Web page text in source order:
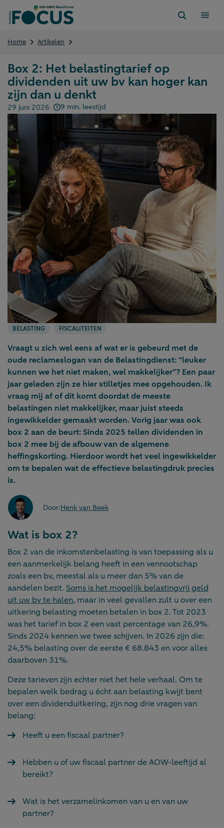
naar
Home Artikelen
belastingtarief
op
dividenden
uit
uw
kan
hoger
kan
zijn
dan
u
denkt
Box 2: Het belastingtarief op
dividenden uit uw bv kan hoger kan
zijn dan u denkt
Gepubliceerd op:
29 juni 2026 9 min. leestijd
BELASTING FISCALITEITEN
Vraagt u zich wel eens af wat er is gebeurd met de
oude reclameslogan van de Belastingdienst: “leuker
kunnen we het niet maken, wel makkelijker”? Een paar
jaar geleden zijn ze hier stilletjes mee opgehouden. Ik
vraag mij af of dit komt doordat de meeste
belastingen niet makkelijker, maar juist steeds
ingewikkelder gemaakt worden. Vorig jaar was ook
box 2 aan de beurt: Sinds 2025 tellen dividenden in
box 2 mee bij de afbouw van de algemene
heffingskorting. Hierdoor wordt het veel ingewikkelder
om te bepalen wat de effectieve belastingdruk precies
is.
Door:Henk van Beek
Wat is box 2?
Box 2 van de inkomstenbelasting is van toepassing als u
een aanmerkelijk belang heeft in een vennootschap
zoals een bv, meestal als u meer dan 5% van de
aandelen bezit. Soms is het mogelijk belastingvrij geld
uit uw bv te halen, maar in veel gevallen zult u over een
uitkering belasting moeten betalen in box 2. Tot 2023
was het tarief in box 2 een vast percentage van 26,9%.
Sinds 2024 kennen we twee schijven. In 2026 zijn die:
24,5% belasting over de eerste € 68.843 en voor alles
daarboven 31%.
Deze tarieven zijn echter niet het hele verhaal. Om te
bepalen welk bedrag u écht aan belasting kwijt bent
over een dividenduitkering, zijn nog drie vragen van
belang:
Heeft u een fiscaal partner?
Hebben u of uw fiscaal partner de AOW-leeftijd al
bereikt?
Wat is het verzamelinkomen van u en van uw
partner?